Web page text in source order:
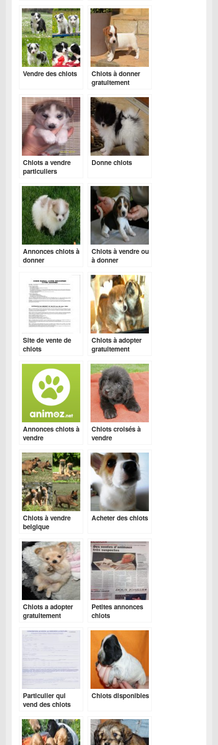
Vendre des chiots
Chiots à donner
gratuitement
Chiots a vendre
particuliers
Donne chiots
Annonces chiots à
donner
Chiots à vendre ou
à donner
Site de vente de
chiots
Chiots à adopter
gratuitement
Annonces chiots à
vendre
Chiots croisés à
vendre
Chiots à vendre
belgique
Acheter des chiots
Chiots a adopter
gratuitement
Petites annonces
chiots
Particulier qui
vend des chiots
Chiots disponibles